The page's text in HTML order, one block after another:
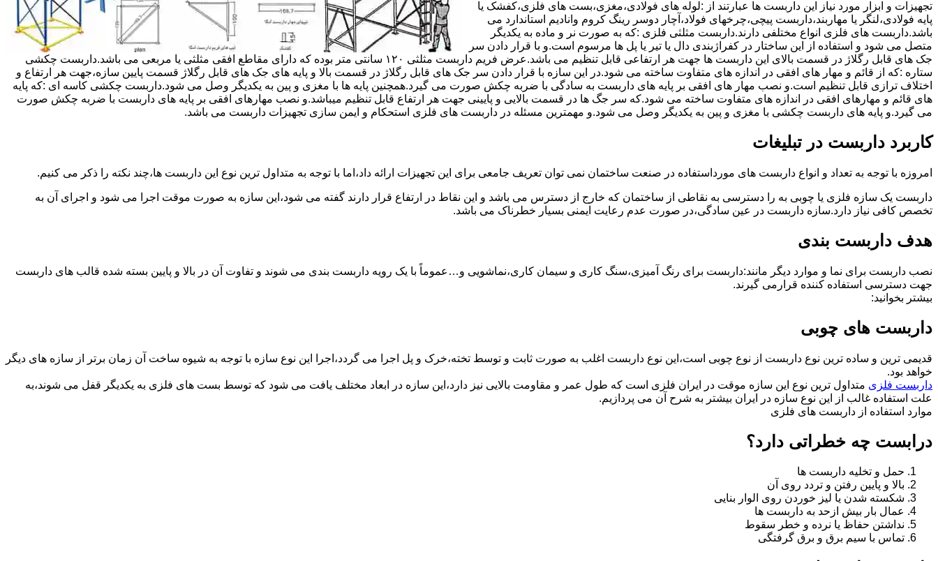
تجهیزات و ابزار مورد نیاز این داربست ها عبارتند از :لوله های فولادی،مغزی،بست های فلزی،کفشک یا
پایه فولادی،لنگر یا مهاربند،داربست پیچی،چرخهای فولاد،آچار دوسر رینگ کروم وانادیم استاندارد می
باشد.داربست های فلزی انواع مختلفی دارند.داربست مثلثی فلزی :که به صورت نر و ماده به یکدیگر
متصل می شود و استفاده از این ساختار در کفراژبندی دال یا تیر یا پل ها مرسوم است.و با قرار دادن سر
جک های قابل رگلاژ در قسمت بالای این داربست ها جهت هر ارتفاعی قابل تنظیم می باشد.عرض فریم داربست مثلثی ۱۲۰ سانتی متر بوده که دارای مقاطع افقی مثلثی یا مربعی می باشد.داربست چکشی
ستاره :که از قائم و مهار های افقی در اندازه های متفاوت ساخته می شود.در این سازه با قرار دادن سر جک های قابل رگلاژ در قسمت بالا و پایه های جک های قابل رگلاژ قسمت پایین سازه،جهت هر ارتفاع و
اختلاف ترازی قابل تنظیم است.و نصب مهار های افقی بر پایه های داربست به سادگی با ضربه چکش صورت می گیرد.همچنین پایه ها با مغزی و پین به یکدیگر وصل می شود.داربست چکشی کاسه ای :که پایه
های قائم و مهارهای افقی در اندازه های متفاوت ساخته می شود.که سر جگ ها در قسمت بالایی و پایینی جهت هر ارتفاع قابل تنظیم میباشد.و نصب مهارهای افقی بر پایه های داربست با ضربه چکش صورت
می گیرد.و پایه های داربست چکشی با مغزی و پین به یکدیگر وصل می شود.و مهمترین مسئله در داربست های فلزی استحکام و ایمن سازی تجهیزات داربست می باشد.
کاربرد داربست در تبلیغات
امروزه با توجه به تعداد و انواع داربست های مورداستفاده در صنعت ساختمان نمی توان تعریف جامعی برای این تجهیزات ارائه داد،اما با توجه به متداول ترین نوع این داربست ها،چند نکته را ذکر می کنیم.
داربست یک سازه فلزی یا چوبی به را دسترسی به نقاطی از ساختمان که خارج از دسترس می باشد و این نقاط در ارتفاع قرار دارند گفته می شود،این سازه به صورت موقت اجرا می شود و اجرای آن به
تخصص کافی نیاز دارد.سازه داربست در عین سادگی،در صورت عدم رعایت ایمنی بسیار خطرناک می باشد.
هدف داربست بندی
نصب داربست برای نما و موارد دیگر مانند:داربست برای رنگ آمیزی،سنگ کاری و سیمان کاری،نماشویی و…عموماً با یک رویه داربست بندی می شوند و تفاوت آن در بالا و پایین بسته شده قالب های داربست
جهت دسترسی استفاده کننده قرارمی گیرند.
بیشتر بخوانید:
داربست های چوبی
قدیمی ترین و ساده ترین نوع داربست از نوع چوبی است،این نوع داربست اغلب به صورت ثابت و توسط تخته،خرک و پل اجرا می گردد،اجرا این نوع سازه با توجه به شیوه ساخت آن زمان برتر از سازه های دیگر
خواهد بود.
داربست فلزی متداول ترین نوع این سازه موقت در ایران فلزی است که طول عمر و مقاومت بالایی نیز دارد،این سازه در ابعاد مختلف یافت می شود که توسط بست های فلزی به یکدیگر قفل می شوند،به
علت استفاده غالب از این نوع سازه در ایران بیشتر به شرح آن می پردازیم.
موارد استفاده از داربست های فلزی
درابست چه خطراتی دارد؟
حمل و تخلیه داربست ها
بالا و پایین رفتن و تردد روی آن
شکسته شدن یا لیز خوردن روی الوار بنایی
عمال بار بیش ازحد به داربست ها
نداشتن حفاظ یا نرده و خطر سقوط
تماس با سیم برق و برق گرفتگی